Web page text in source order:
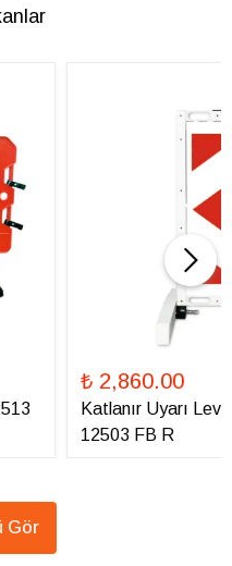
₺ 2,860.00
Katlanır Uyarı
12503 FB R
Gör